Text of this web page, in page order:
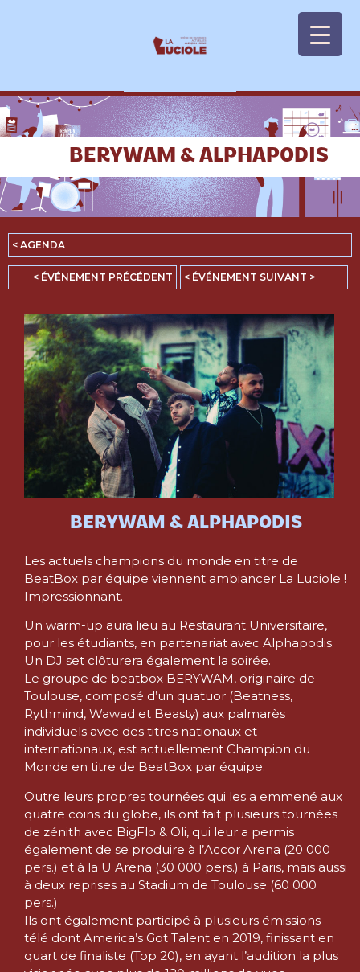
BERYWAM & ALPHAPODIS
< AGENDA
< ÉVÉNEMENT PRÉCÉDENT < ÉVÉNEMENT SUIVANT >
BERYWAM & ALPHAPODIS
Les actuels champions du monde en titre de
BeatBox par équipe viennent ambiancer La Luciole !
Impressionnant.
Un warm-up aura lieu au Restaurant Universitaire,
pour les étudiants, en partenariat avec Alphapodis.
Un DJ set clôturera également la soirée.
Le groupe de beatbox BERYWAM, originaire de
Toulouse, composé d’un quatuor (Beatness,
Rythmind, Wawad et Beasty) aux palmarès
individuels avec des titres nationaux et
internationaux, est actuellement Champion du
Monde en titre de BeatBox par équipe.
Outre leurs propres tournées qui les a emmené aux
quatre coins du globe, ils ont fait plusieurs tournées
de zénith avec BigFlo & Oli, qui leur a permis
également de se produire à l’Accor Arena (20 000
pers.) et à la U Arena (30 000 pers.) à Paris, mais aussi
à deux reprises au Stadium de Toulouse (60 000
pers.)
Ils ont également participé à plusieurs émissions
télé dont America’s Got Talent en 2019, finissant en
quart de finaliste (Top 20), en ayant l’audition la plus